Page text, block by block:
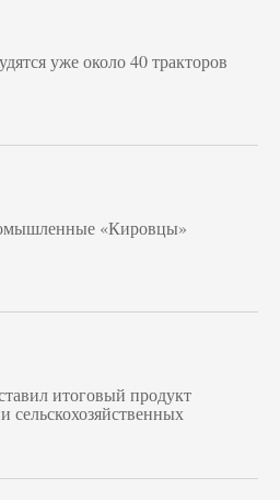
уже около 40 тракторов
«Кировцы»
итоговый продукт
сельскохозяйственных